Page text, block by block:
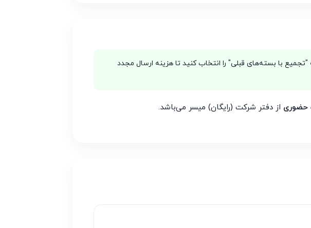
چند بار خرید کردید (تا قبل از ساعت ۱۲)، گزینه "تجمیع با بسته‌های قبلی" را انتخاب کنید تا هزینه ارسال مجدد
حضوری از دفتر شرکت (رایگان) میسر می‌باشد.